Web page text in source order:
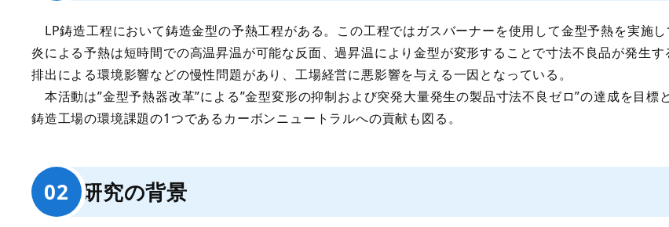
LP鋳造工程において鋳造金型の予熱工程がある。この工程ではガスバーナーを使用して金型予熱を実施
炎による予熱は短時間での高温昇温が可能な反面、過昇温により金型が変形することで寸法不良品が発生す
排出による環境影響などの慢性問題があり、工場経営に悪影響を与える一因となっている。
本活動は”金型予熱器改革”による”金型変形の抑制および突発大量発生の製品寸法不良ゼロ”の達成を目標
鋳造工場の環境課題の1つであるカーボンニュートラルへの貢献も図る。
研究の背景